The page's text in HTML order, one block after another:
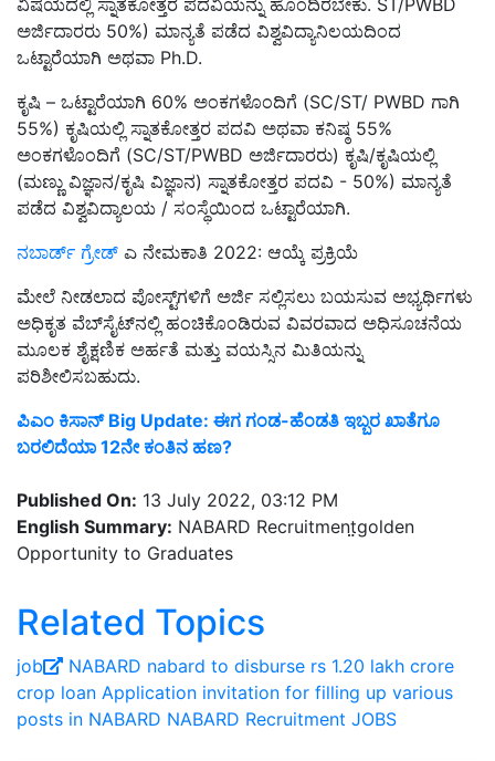
ವಿಷಯದಲ್ಲಿ ಸ್ನಾತಕೋತ್ತರ ಪದವಿಯನ್ನು ಹೊಂದಿರಬೇಕು. ST/PWBD
ಅರ್ಜಿದಾರರು 50%) ಮಾನ್ಯತೆ ಪಡೆದ ವಿಶ್ವವಿದ್ಯಾನಿಲಯದಿಂದ
ಒಟ್ಟಾರೆಯಾಗಿ ಅಥವಾ Ph.D.
ಕೃಷಿ – ಒಟ್ಟಾರೆಯಾಗಿ 60% ಅಂಕಗಳೊಂದಿಗೆ (SC/ST/ PWBD ಗಾಗಿ
55%) ಕೃಷಿಯಲ್ಲಿ ಸ್ನಾತಕೋತ್ತರ ಪದವಿ ಅಥವಾ ಕನಿಷ್ಠ 55%
ಅಂಕಗಳೊಂದಿಗೆ (SC/ST/PWBD ಅರ್ಜಿದಾರರು) ಕೃಷಿ/ಕೃಷಿಯಲ್ಲಿ
(ಮಣ್ಣು ವಿಜ್ಞಾನ/ಕೃಷಿ ವಿಜ್ಞಾನ) ಸ್ನಾತಕೋತ್ತರ ಪದವಿ - 50%) ಮಾನ್ಯತೆ
ಪಡೆದ ವಿಶ್ವವಿದ್ಯಾಲಯ / ಸಂಸ್ಥೆಯಿಂದ ಒಟ್ಟಾರೆಯಾಗಿ.
ನಬಾರ್ಡ್ ಗ್ರೇಡ್ ಎ ನೇಮಕಾತಿ 2022: ಆಯ್ಕೆ ಪ್ರಕ್ರಿಯೆ
ಮೇಲೆ ನೀಡಲಾದ ಪೋಸ್ಟ್‌ಗಳಿಗೆ ಅರ್ಜಿ ಸಲ್ಲಿಸಲು ಬಯಸುವ ಅಭ್ಯರ್ಥಿಗಳು
ಅಧಿಕೃತ ವೆಬ್‌ಸೈಟ್‌ನಲ್ಲಿ ಹಂಚಿಕೊಂಡಿರುವ ವಿವರವಾದ ಅಧಿಸೂಚನೆಯ
ಮೂಲಕ ಶೈಕ್ಷಣಿಕ ಅರ್ಹತೆ ಮತ್ತು ವಯಸ್ಸಿನ ಮಿತಿಯನ್ನು
ಪರಿಶೀಲಿಸಬಹುದು.
ಪಿಎಂ ಕಿಸಾನ್‌ Big Update: ಈಗ ಗಂಡ-ಹೆಂಡತಿ ಇಬ್ಬರ ಖಾತೆಗೂ
ಬರಲಿದೆಯಾ 12ನೇ ಕಂತಿನ ಹಣ?
Published On: 13 July 2022, 03:12 PM
English Summary: NABARD Recruitment̤̤golden
Opportunity to Graduates
Related Topics
job NABARD nabard to disburse rs 1.20 lakh crore
crop loan Application invitation for filling up various
posts in NABARD NABARD Recruitment JOBS